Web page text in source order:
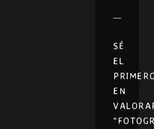
SÉ
EL
EN